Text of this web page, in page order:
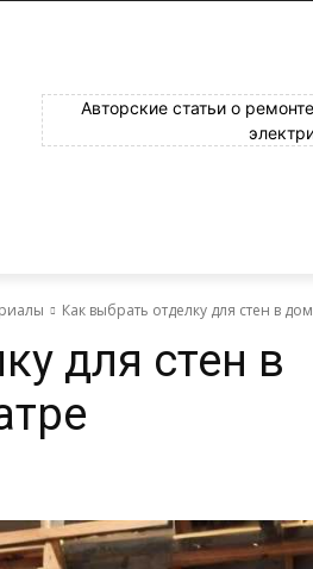
Авторские статьи о
Как выбрать отделку для стен в
для стен в